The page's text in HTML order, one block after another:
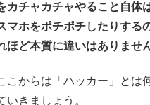
カチャカチャやること自体
マホをポチポチしたりする
ほど本質に違いはありません
こからは「ハッカー」とは
いきましょう。